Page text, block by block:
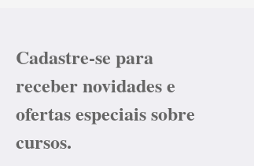
Cadastre-se para
receber novidades e
ofertas especiais sobre
cursos.